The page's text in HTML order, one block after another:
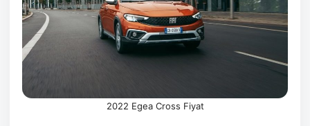
2022 Egea Cross Fiyat